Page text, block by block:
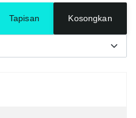
tajuk
Tapisan Kosongkan